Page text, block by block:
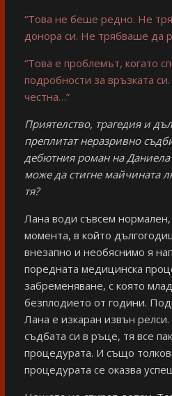
“Това не беше редно. Не
донора си. Не трябваше да
“Това е проблемът, когато
подробности за връзката
честна…”
Приятелство, трагедия и
преплитат неразривно
дебютния роман на
може да стигне майчината
тя?
Лана води съвсем
момента, в който
внезапно и необяснимо я
поредната медицинска
забременяване, с която
безплодието от години.
Лана е изкаран извън
съдбата си в ръце, тя все
процедурата. И също
процедурата се оказва